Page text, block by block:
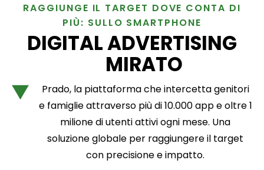
RAGGIUNGE IL TARGET DOVE CONTA DI
PIÙ: SULLO SMARTPHONE
DIGITAL ADVERTISING
MIRATO
Prado, la piattaforma che intercetta genitori
e famiglie attraverso più di 10.000 app e oltre 1
milione di utenti attivi ogni mese. Una
soluzione globale per raggiungere il target
con precisione e impatto.